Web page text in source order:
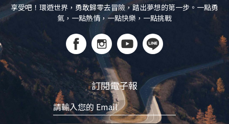
享受吧！環遊世界，勇敢歸零去冒險，踏出夢想的第一步。一點勇
氣，一點熱情，一點快樂，一點挑戰
訂閱電子報